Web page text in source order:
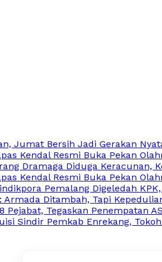
Jumat Bersih Jadi Gerakan
Kendal Resmi Buka Pekan
Dramaga Diduga Keracunan,
Kendal Resmi Buka Pekan
Pemalang Digeledah
Armada Ditambah, Tapi
Pejabat, Tegaskan Penempatan
Sindir Pemkab Enrekang,